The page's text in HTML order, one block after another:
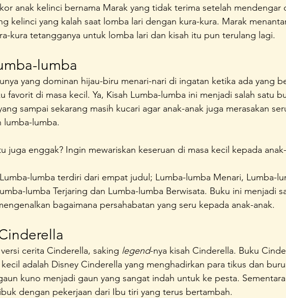
anak kelinci bernama Marak yang tidak terima setelah mendengar
kelinci yang kalah saat lomba lari dengan kura-kura. Marak
kura tetangganya untuk lomba lari dan kisah itu pun terulang lagi.
lumba
yang dominan hijau-biru menari-nari di ingatan ketika ada yang
favorit di masa kecil. Ya, Kisah Lumba-lumba ini menjadi salah satu
sampai sekarang masih kucari agar anak-anak juga merasakan
lumba-lumba.
juga enggak? Ingin mewariskan keseruan di masa kecil kepada
lumba terdiri dari empat judul; Lumba-lumba Menari, Lumba-
lumba Terjaring dan Lumba-lumba Berwisata. Buku ini menjadi
bagaimana persahabatan yang seru kepada anak-anak.
cerita Cinderella, saking legend-nya kisah Cinderella. Buku
kecil adalah Disney Cinderella yang menghadirkan para tikus dan
kuno menjadi gaun yang sangat indah untuk ke pesta. Sementara
dengan pekerjaan dari Ibu tiri yang terus bertambah.